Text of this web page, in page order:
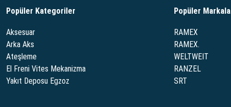
Popüler Kategoriler
Aksesuar
Arka Aks
Ateşleme
El Freni Vites Mekanizma
Yakıt Deposu Egzoz
Popüler
RAMEX
RAMEX.
WELTWEIT
RANZEL
SRT